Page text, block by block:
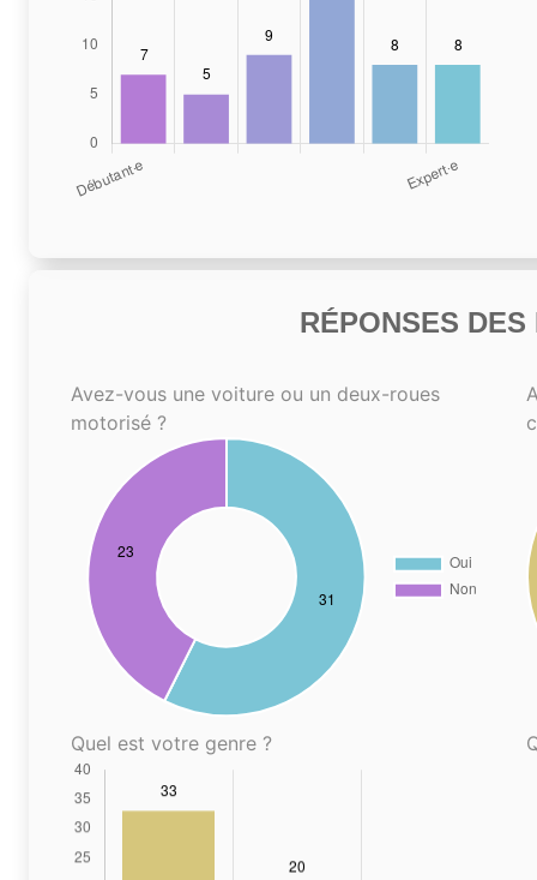
RÉPONSES
Avez-vous une voiture ou un deux-roues
motorisé ?
Quel est votre genre ?